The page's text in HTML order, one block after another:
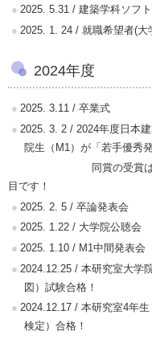
2025. 5.31 / 建築学科ソフ
2025. 1. 24 / 就職希望者(
2024年度
2025. 3.11 / 卒業式
2025. 3. 2 / 2024年度日本
院生（M1）が「若手優秀
同賞の受賞は本研究
目です！
2025. 2. 5 / 卒論発表会
2025. 1.22 / 大学院公聴会
2025. 1.10 / M1中間発表会
2024.12.25 / 本研究室大学
図）試験合格！
2024.12.17 / 本研究室4年
検定）合格！